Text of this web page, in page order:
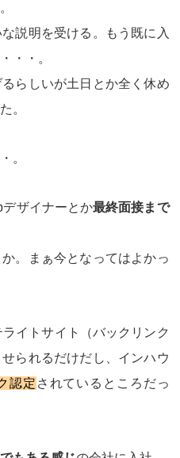
説明を受ける。もう既に入
・・。
らしいが土日とか全く休め
。
。
ザイナーとか最終面接まで
。まぁ今となってはよかっ
イトサイト（バックリンク
られるだけだし、インハウ
認定 されているところだっ